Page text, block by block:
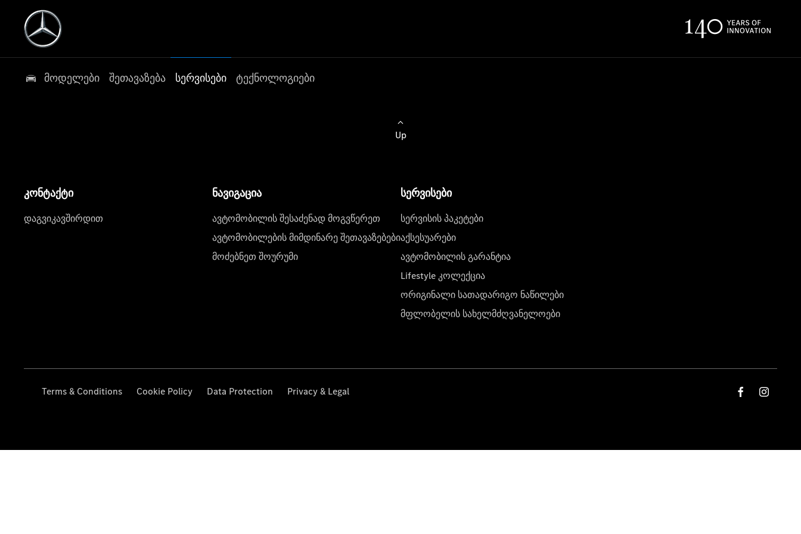
მოდელები შეთავაზება სერვისები ტექნოლოგიები
Up
კონტაქტი
დაგვიკავშირდით
ნავიგაცია
ავტომობილის შესაძენად მოგვწერეთ
ავტომობილების მიმდინარე შეთავაზებები
მოძებნეთ შოურუმი
სერვისები
სერვისის პაკეტები
აქსესუარები
ავტომობილის გარანტია
Lifestyle კოლექცია
ორიგინალი სათადარიგო ნაწილები
მფლობელის სახელმძღვანელოები
Terms & Conditions Cookie Policy Data Protection Privacy & Legal